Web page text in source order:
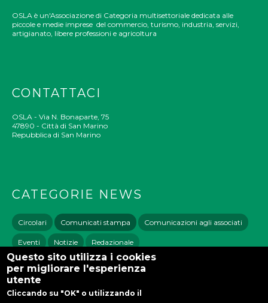
OSLA è un'Associazione di Categoria multisettoriale dedicata alle
piccole e medie imprese del commercio, turismo, industria, servizi,
artigianato, libere professioni e agricoltura
CONTATTACI
OSLA - Via N. Bonaparte, 75
47890 - Città di San Marino
Repubblica di San Marino
CATEGORIE NEWS
Circolari Comunicati stampa Comunicazioni agli associati
Eventi Notizie Redazionale
Questo sito utilizza i cookies
per migliorare l'esperienza
utente
Cliccando su "OK" o utilizzando il